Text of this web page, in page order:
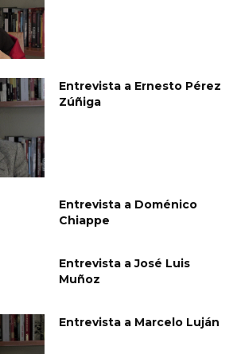
Entrevista a Ernesto Pérez
Zúñiga
Entrevista a Doménico
Chiappe
Entrevista a José Luis
Muñoz
Entrevista a Marcelo Luján